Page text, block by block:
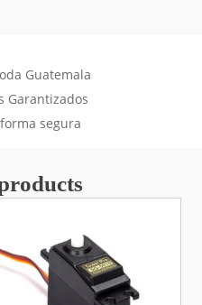
Guatemala
Garantizados
segura